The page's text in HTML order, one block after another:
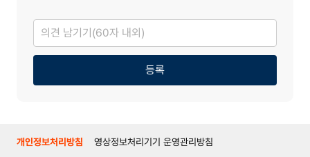
의
견
남
기
등록
개인정보처리방침
영상정보처리기기 운영관리방침